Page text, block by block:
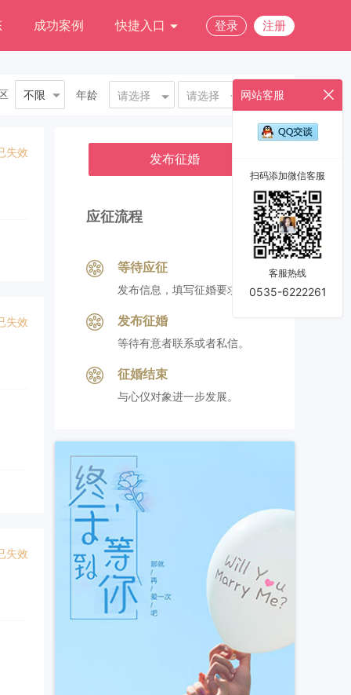
成功案例 快捷入口 登录 注册
不限 年龄 请选择 请选择
失效
失效
失效
发布征婚
应征流程
等待应征
发布信息，填写征婚要求。
发布征婚
等待有意者联系或者私信。
征婚结束
与心仪对象进一步发展。
网站客服
扫码添加微信客服
客服热线
0535-6222261